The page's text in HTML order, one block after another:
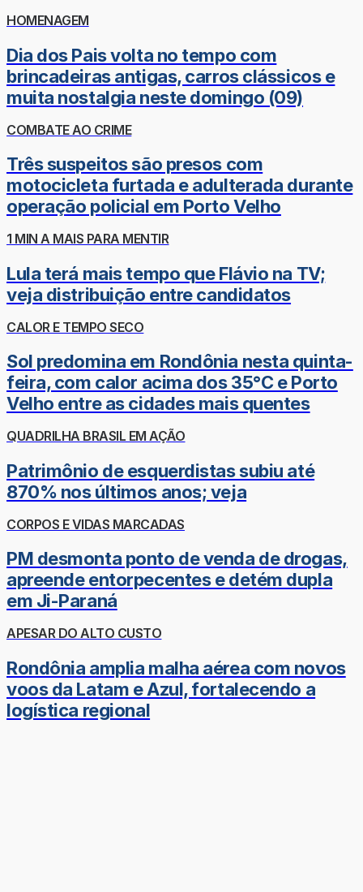
HOMENAGEM
Dia dos Pais volta no tempo com
brincadeiras antigas, carros clássicos e
muita nostalgia neste domingo (09)
COMBATE AO CRIME
Três suspeitos são presos com
motocicleta furtada e adulterada durante
operação policial em Porto Velho
1 MIN A MAIS PARA MENTIR
Lula terá mais tempo que Flávio na TV;
veja distribuição entre candidatos
CALOR E TEMPO SECO
Sol predomina em Rondônia nesta quinta-
feira, com calor acima dos 35°C e Porto
Velho entre as cidades mais quentes
QUADRILHA BRASIL EM AÇÃO
Patrimônio de esquerdistas subiu até
870% nos últimos anos; veja
CORPOS E VIDAS MARCADAS
PM desmonta ponto de venda de drogas,
apreende entorpecentes e detém dupla
em Ji-Paraná
APESAR DO ALTO CUSTO
Rondônia amplia malha aérea com novos
voos da Latam e Azul, fortalecendo a
logística regional